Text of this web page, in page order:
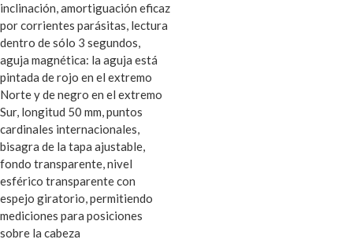
inclinación, amortiguación eficaz
por corrientes parásitas, lectura
dentro de sólo 3 segundos,
aguja magnética: la aguja está
pintada de rojo en el extremo
Norte y de negro en el extremo
Sur, longitud 50 mm, puntos
cardinales internacionales,
bisagra de la tapa ajustable,
fondo transparente, nivel
esférico transparente con
espejo giratorio, permitiendo
mediciones para posiciones
sobre la cabeza